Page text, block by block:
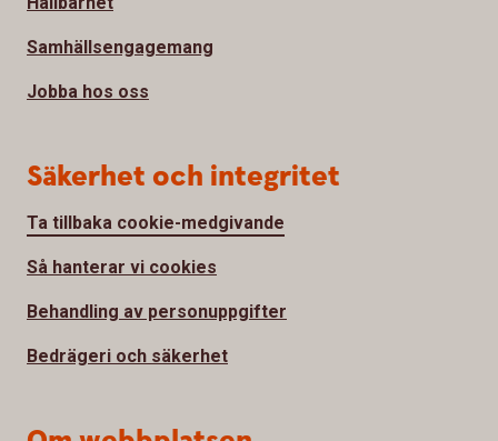
Samhällsengagemang
Jobba hos oss
Säkerhet och integritet
Ta tillbaka cookie-medgivande
Så hanterar vi cookies
Behandling av personuppgifter
Bedrägeri och säkerhet